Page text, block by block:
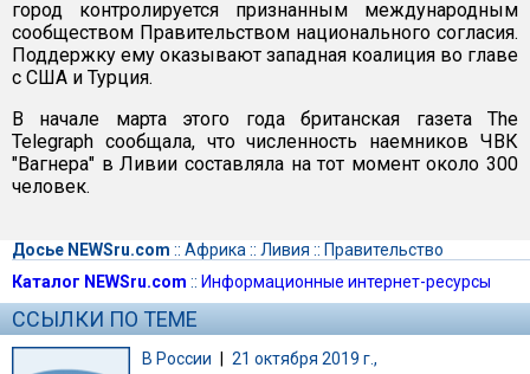
город контролируется признанным международным
сообществом Правительством национального согласия.
Поддержку ему оказывают западная коалиция во главе
с США и Турция.
В начале марта этого года британская газета The
Telegraph сообщала, что численность наемников ЧВК
"Вагнера" в Ливии составляла на тот момент около 300
человек.
Досье NEWSru.com :: Африка :: Ливия :: Правительство
Каталог NEWSru.com :: Информационные интернет-ресурсы
ССЫЛКИ ПО ТЕМЕ
В России | 21 октября 2019 г.,